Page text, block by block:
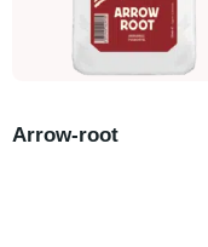
Arrow-root